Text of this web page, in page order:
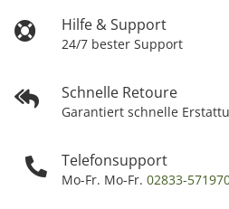
Hilfe & Support
24/7 bester Support
Schnelle Retoure
Garantiert schnelle
Telefonsupport
Mo-Fr. Mo-Fr. 02833-